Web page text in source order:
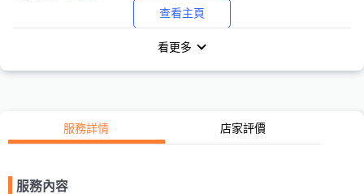
查看主頁
看更多
服務詳情 店家評價
服務內容